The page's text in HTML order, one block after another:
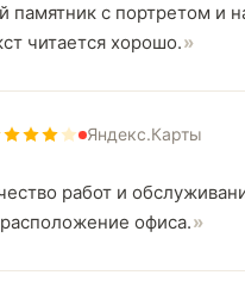
памятник с портретом и
читается хорошо.
Яндекс.Карты
работ и
офиса.